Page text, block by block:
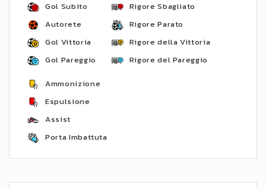
Gol Subito
Autorete
Gol Vittoria
Gol Pareggio
Rigore Sbagliato
Rigore Parato
Rigore della Vittoria
Rigore del Pareggio
Ammonizione
Espulsione
Assist
Porta Imbattuta